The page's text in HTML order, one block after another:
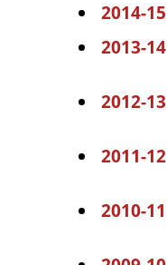
2014-15
2013-14
2012-13
2011-12
2010-11